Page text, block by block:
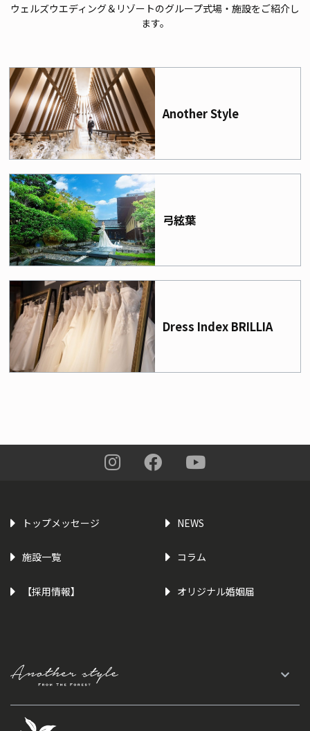
ウェルズウエディング＆リゾートのグループ式場・施設をご紹介し
ます。
Another Style
弓絃葉
Dress Index BRILLIA
トップメッセージ NEWS
施設一覧 コラム
【採用情報】 オリジナル婚姻届